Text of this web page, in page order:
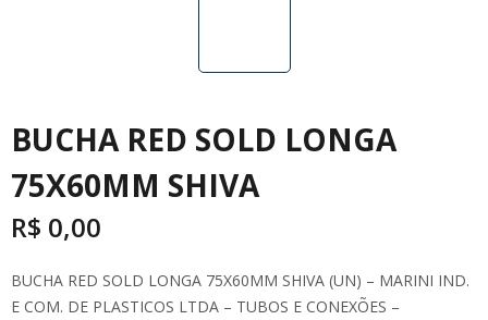
BUCHA RED SOLD LONGA
75X60MM SHIVA
R$ 0,00
BUCHA RED SOLD LONGA 75X60MM SHIVA (UN) – MARINI IND.
E COM. DE PLASTICOS LTDA – TUBOS E CONEXÕES –